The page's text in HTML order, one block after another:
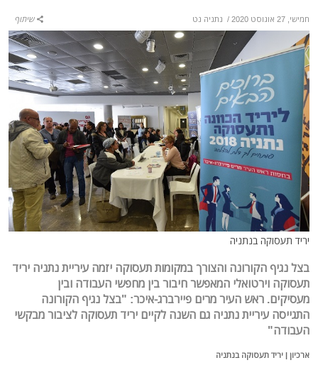
חמישי, 27 אוגוסט 2020 / נתניה נט שיתוף
יריד תעסוקה בנתניה
בצל נגיף הקורונה והצורך במקומות תעסוקה יזמה עיריית נתניה יריד
תעסוקה וירטואלי המאפשר חיבור בין מחפשי העבודה ובין
מעסיקים. ראש העיר מרים פיירברג-איכר: "בצל נגיף הקורונה
התגייסה עיריית נתניה גם השנה לקיים יריד תעסוקה לציבור מבקשי
העבודה"
ארכיון | יריד תעסוקה בנתניה